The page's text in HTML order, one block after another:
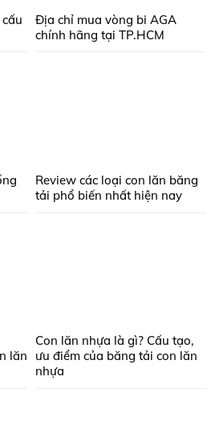
Địa chỉ mua vòng bi AGA
chính hãng tại TP.HCM
Review các loại con lăn băng
tải phổ biến nhất hiện nay
lăn
Con lăn nhựa là gì? Cấu tạo,
ưu điểm của băng tải con lăn
nhựa